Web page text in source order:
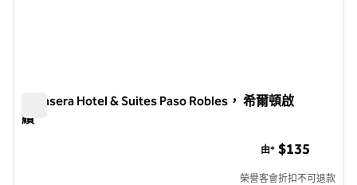
Bellasera Hotel & Suites Paso Robles， 希爾頓啟
繽
由* $135
榮譽客會折扣不可退款